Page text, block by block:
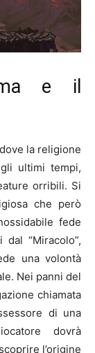
e il
la religione
ultimi tempi,
orribili. Si
che però
fede
“Miracolo”,
una volontà
Nei panni del
chiamata
di una
dovrà
l’origine